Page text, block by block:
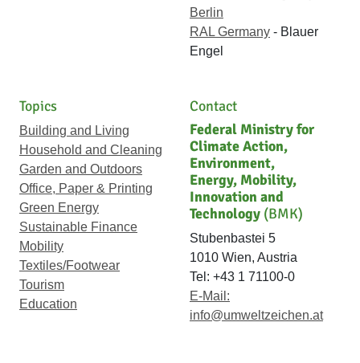
Berlin
RAL Germany - Blauer
Engel
Topics
Building and Living
Household and Cleaning
Garden and Outdoors
Office, Paper & Printing
Green Energy
Sustainable Finance
Mobility
Textiles/Footwear
Tourism
Education
Contact
Federal Ministry for
Climate Action,
Environment,
Energy, Mobility,
Innovation and
Technology (BMK)
Stubenbastei 5
1010 Wien, Austria
Tel: +43 1 71100-0
E-Mail:
info@umweltzeichen.at